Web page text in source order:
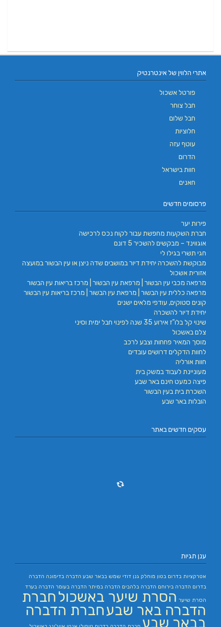
אתרי הלווין של אינטרנטיק
פורטל אשכול
חבל צוחר
חבל שלום
חלוציות
עוטף עזה
הדרום
חוות בישראל
חאנים
פרסומים חדשים
פירות יער
חברת השקעות מחפשת עבור לקוח נכס לרכישה
אוגווינד – מבקשים להשכיר 5 דונם
חגי תשרי בגילו לי
מבוקשת להשכרה יחידת דיור במושבים שדה ניצן או עין הבשור במועצה
אזורית אשכול
מרפאה מכבי עין הבשור | מרפאת עין הבשור | מרכז בריאות עין הבשור
מרפאה כללית עין הבשור | מרפאת עין הבשור | מרכז בריאות עין הבשור
קונים סטוקים, עודפי מלאים ישנים
יחידת דיור להשכרה
שינוי קל בלו"ז אירוע 35 שנה לפינוי חבל ימית וסיני
צלם באשכול
מוסך המאיר פחחות וצבע לרכב
לחוות הדקלים דרושים עובדים
חוות אורליה
מעוניינת לעבוד במשק בית
פיצה כמעט חינם באר שבע
השכרת בית בעין הבשור
הובלות באר שבע
עסקים חדשים באתר
ענן תגיות
אטרקציות בדרום בטון מוחלק גנן דודי שמש בבאר שבע הדברה בדימונה הדברה
בדרום הדברה בירוחם הדברה בלהבים הדברה במיתר הדברה בעומר הדברה בערד
הסרת שיער הסרת שיער באשכול חברת
הדברה באר שבעחברת הדברה
בבאר שבע